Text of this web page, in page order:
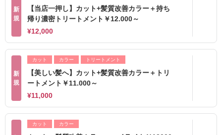
新
規
【当店一押し】カット+髪質改善カラー＋持ち
帰り濃密トリートメント￥12.000～
¥12,000
新
規
カット カラー トリートメント
【美しい髪へ】カット+髪質改善カラー＋トリ
ートメント￥11.000～
¥11,000
カット カラー